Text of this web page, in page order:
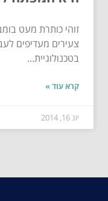
זוהי כותרת מעט
צעירים מעדיפים
בטכנולוגיית...
קרא עוד »
יונ 16, 2014